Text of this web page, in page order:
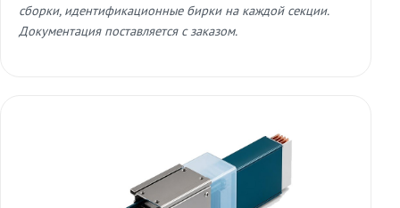
сборки, идентификационные бирки на каждой секции.
Документация поставляется с заказом.